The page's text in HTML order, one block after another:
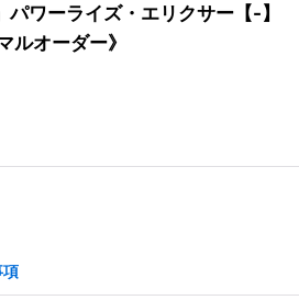
パワーライズ・エリクサー【-】
オーダー》
項